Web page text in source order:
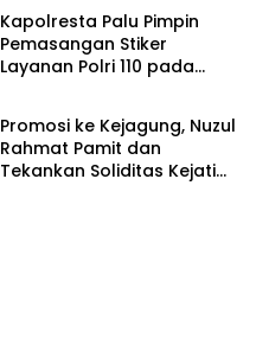
Kapolresta Palu Pimpin
Pemasangan Stiker
Layanan Polri 110 pada
Hukum
Promosi ke Kejagung, Nuzul
Rahmat Pamit dan
Tekankan Soliditas Kejati